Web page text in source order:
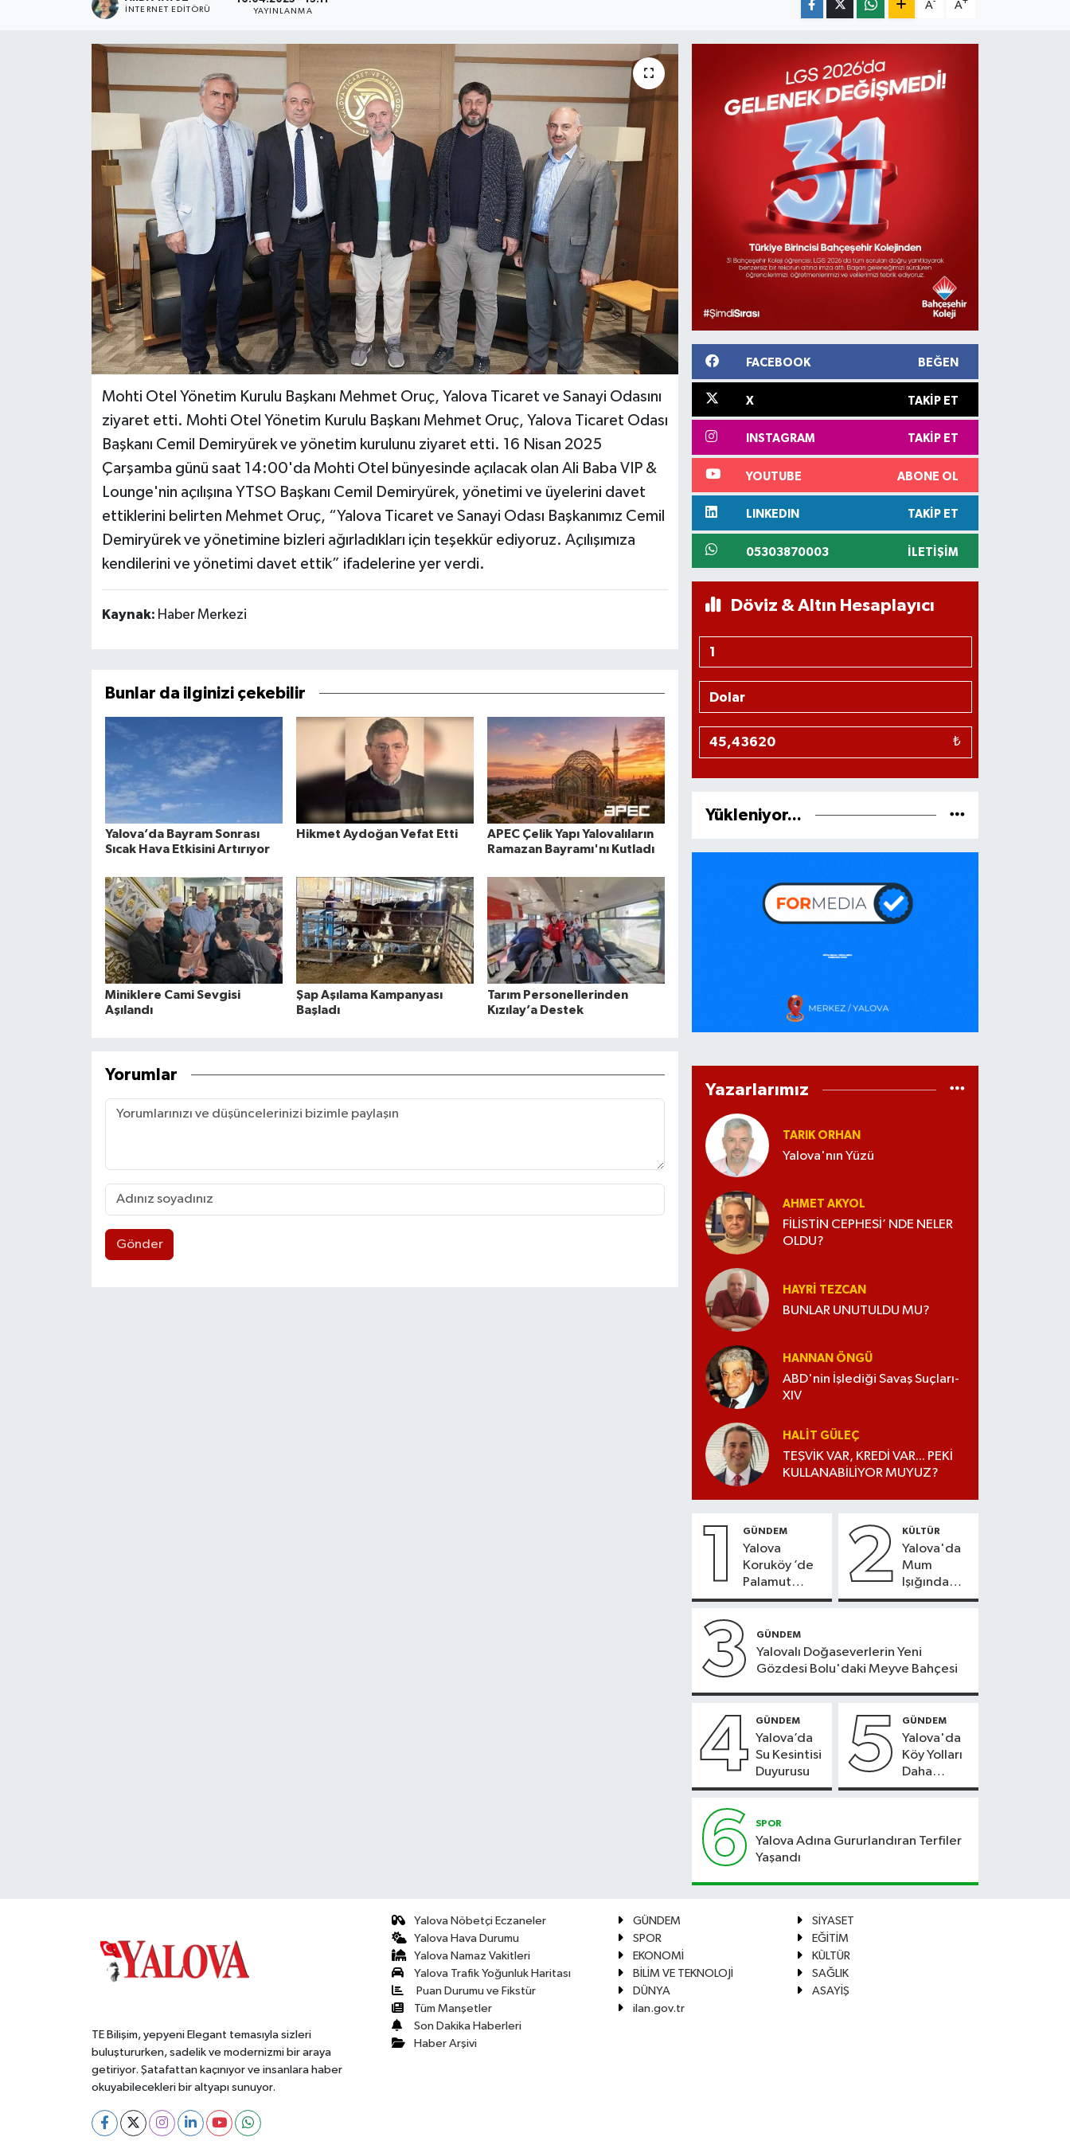
İNTERNET EDITÖRÜ YAYINLANMA
A A
Mohti Otel Yönetim Kurulu Başkanı Mehmet Oruç, Yalova Ticaret ve Sanayi Odasını
ziyaret etti. Mohti Otel Yönetim Kurulu Başkanı Mehmet Oruç, Yalova Ticaret Odası
Başkanı Cemil Demiryürek ve yönetim kurulunu ziyaret etti. 16 Nisan 2025
Çarşamba günü saat 14:00'da Mohti Otel bünyesinde açılacak olan Ali Baba VIP &
Lounge'nin açılışına YTSO Başkanı Cemil Demiryürek, yönetimi ve üyelerini davet
ettiklerini belirten Mehmet Oruç, “Yalova Ticaret ve Sanayi Odası Başkanımız Cemil
Demiryürek ve yönetimine bizleri ağırladıkları için teşekkür ediyoruz. Açılışımıza
kendilerini ve yönetimi davet ettik” ifadelerine yer verdi.
Kaynak: Haber Merkezi
Bunlar da ilginizi çekebilir
Yalova’da Bayram Sonrası
Sıcak Hava Etkisini Artırıyor
Hikmet Aydoğan Vefat Etti
APEC Çelik Yapı Yalovalıların
Ramazan Bayramı'nı Kutladı
Miniklere Cami Sevgisi
Aşılandı
Şap Aşılama Kampanyası
Başladı
Tarım Personellerinden
Kızılay’a Destek
Yorumlar
Gönder
FACEBOOK BEĞEN
X TAKIP ET
INSTAGRAM TAKIP ET
YOUTUBE ABONE OL
LINKEDIN TAKIP ET
05303870003 İLETIŞIM
Döviz & Altın Hesaplayıcı
₺
Yükleniyor...
Yazarlarımız
TARIK ORHAN
Yalova'nın Yüzü
AHMET AKYOL
FİLİSTİN CEPHESİ’ NDE NELER
OLDU?
HAYRI TEZCAN
BUNLAR UNUTULDU MU?
HANNAN ÖNGÜ
ABD'nin İşlediği Savaş Suçları-
XIV
HALIT GÜLEÇ
TEŞVİK VAR, KREDİ VAR... PEKİ
KULLANABİLİYOR MUYUZ?
1 GÜNDEM
Yalova
Koruköy ’de
Palamut
Sezonu
2 KÜLTÜR
Yalova'da
Mum
Işığında
Konser
3 GÜNDEM
Yalovalı Doğaseverlerin Yeni
Gözdesi Bolu'daki Meyve Bahçesi
4 GÜNDEM
Yalova’da
Su Kesintisi
Duyurusu
5 GÜNDEM
Yalova'da
Köy Yolları
Daha
Güvenli
6 SPOR
Yalova Adına Gururlandıran Terfiler
Yaşandı
TE Bilişim, yepyeni Elegant temasıyla sizleri
buluştururken, sadelik ve modernizmi bir araya
getiriyor. Şatafattan kaçınıyor ve insanlara haber
okuyabilecekleri bir altyapı sunuyor.
Yalova Nöbetçi Eczaneler
Yalova Hava Durumu
Yalova Namaz Vakitleri
Yalova Trafik Yoğunluk Haritası
Puan Durumu ve Fikstür
Tüm Manşetler
Son Dakika Haberleri
Haber Arşivi
GÜNDEM
SİYASET
SPOR
EĞİTİM
EKONOMİ
KÜLTÜR
BİLİM VE TEKNOLOJİ
SAĞLIK
DÜNYA
ASAYİŞ
ilan.gov.tr
İLÇELERİMİZ
RESMİ İLAN